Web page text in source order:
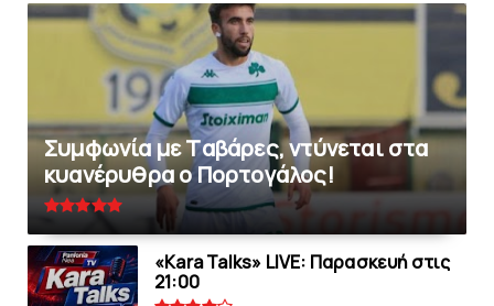
Συμφωνία με Tαβάρες, ντύνεται στα
κυανέρυθρα ο Πορτογάλος!
«Kara Talks» LIVE: Παρασκευή στις
21:00